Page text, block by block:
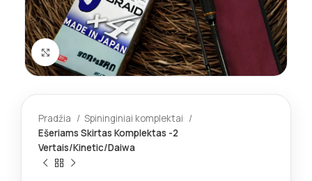
Spustelėkite norėdami padidinti
Pradžia
Spininginiai komplektai
Ešeriams Skirtas Komplektas -2
Vertais/Kinetic/Daiwa